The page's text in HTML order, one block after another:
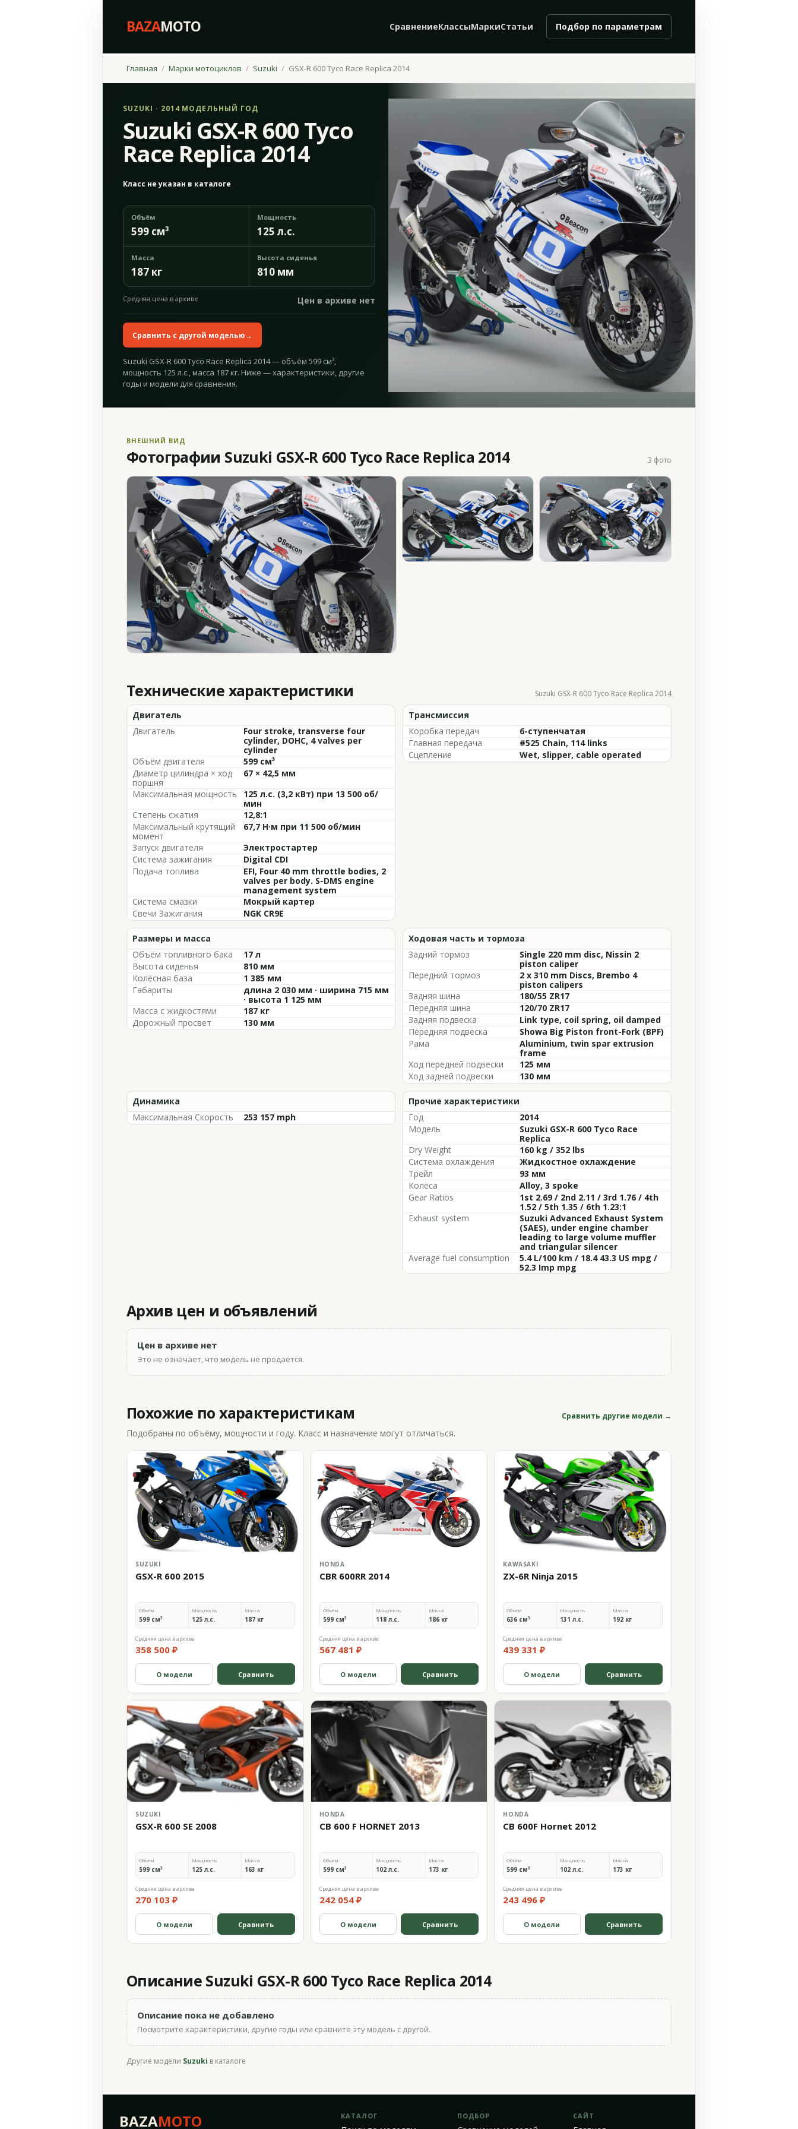
BAZAMOTO СравнениеКлассыМаркиСтатьи Подбор по параметрам
Главная Марки мотоциклов Suzuki GSX-R 600 Tyco Race Replica 2014
SUZUKI · 2014 МОДЕЛЬНЫЙ ГОД
Suzuki GSX-R 600 Tyco
Race Replica 2014
Класс не указан в каталоге
Объём
599 см³
Мощность
125 л.с.
Масса
187 кг
Высота сиденья
810 мм
Средняя цена в архиве Цен в архиве нет
Сравнить с другой моделью→
Suzuki GSX-R 600 Tyco Race Replica 2014 — объём 599 см³,
мощность 125 л.с., масса 187 кг. Ниже — характеристики, другие
годы и модели для сравнения.
ВНЕШНИЙ ВИД
Фотографии Suzuki GSX-R 600 Tyco Race Replica 2014 3 фото
Технические характеристики Suzuki GSX-R 600 Tyco Race Replica 2014
Двигатель
Двигатель
Four stroke, transverse four
cylinder, DOHC, 4 valves per
cylinder
Объём двигателя
599 см³
Диаметр цилиндра × ход
поршня
67 × 42,5 мм
Максимальная мощность
125 л.с. (3,2 кВт) при 13 500 об/
мин
Степень сжатия
12,8:1
Максимальный крутящий
момент
67,7 Н·м при 11 500 об/мин
Запуск двигателя
Электростартер
Система зажигания
Digital CDI
Подача топлива
EFI, Four 40 mm throttle bodies, 2
valves per body. S-DMS engine
management system
Система смазки
Мокрый картер
Свечи Зажигания
NGK CR9E
Трансмиссия
Коробка передач
6-ступенчатая
Главная передача
#525 Chain, 114 links
Сцепление
Wet, slipper, cable operated
Размеры и масса
Объём топливного бака
17 л
Высота сиденья
810 мм
Колёсная база
1 385 мм
Габариты
длина 2 030 мм · ширина 715 мм
· высота 1 125 мм
Масса с жидкостями
187 кг
Дорожный просвет
130 мм
Ходовая часть и тормоза
Задний тормоз
Single 220 mm disc, Nissin 2
piston caliper
Передний тормоз
2 x 310 mm Discs, Brembo 4
piston calipers
Задняя шина
180/55 ZR17
Передняя шина
120/70 ZR17
Задняя подвеска
Link type, coil spring, oil damped
Передняя подвеска
Showa Big Piston front-Fork (BPF)
Рама
Aluminium, twin spar extrusion
frame
Ход передней подвески
125 мм
Ход задней подвески
130 мм
Динамика
Максимальная Скорость
253 157 mph
Прочие характеристики
Год
2014
Модель
Suzuki GSX-R 600 Tyco Race
Replica
Dry Weight
160 kg / 352 lbs
Система охлаждения
Жидкостное охлаждение
Трейл
93 мм
Колёса
Alloy, 3 spoke
Gear Ratios
1st 2.69 / 2nd 2.11 / 3rd 1.76 / 4th
1.52 / 5th 1.35 / 6th 1.23:1
Exhaust system
Suzuki Advanced Exhaust System
(SAES), under engine chamber
leading to large volume muffler
and triangular silencer
Average fuel consumption
5.4 L/100 km / 18.4 43.3 US mpg /
52.3 Imp mpg
Архив цен и объявлений
Цен в архиве нет
Это не означает, что модель не продаётся.
Похожие по характеристикам Сравнить другие модели →
Подобраны по объёму, мощности и году. Класс и назначение могут отличаться.
SUZUKI
GSX-R 600 2015
Объём
599 см³
Мощность
125 л.с.
Масса
187 кг
Средняя цена в архиве
358 500 ₽
О модели Сравнить
HONDA
CBR 600RR 2014
Объём
599 см³
Мощность
118 л.с.
Масса
186 кг
Средняя цена в архиве
567 481 ₽
О модели Сравнить
KAWASAKI
ZX-6R Ninja 2015
Объём
636 см³
Мощность
131 л.с.
Масса
192 кг
Средняя цена в архиве
439 331 ₽
О модели Сравнить
SUZUKI
GSX-R 600 SE 2008
Объём
599 см³
Мощность
125 л.с.
Масса
163 кг
Средняя цена в архиве
270 103 ₽
О модели Сравнить
HONDA
CB 600 F HORNET 2013
Объём
599 см³
Мощность
102 л.с.
Масса
173 кг
Средняя цена в архиве
242 054 ₽
О модели Сравнить
HONDA
CB 600F Hornet 2012
Объём
599 см³
Мощность
102 л.с.
Масса
173 кг
Средняя цена в архиве
243 496 ₽
О модели Сравнить
Описание Suzuki GSX-R 600 Tyco Race Replica 2014
Описание пока не добавлено
Посмотрите характеристики, другие годы или сравните эту модель с другой.
Другие модели Suzuki в каталоге
BAZAMOTO КАТАЛОГ ПОДБОР САЙТ